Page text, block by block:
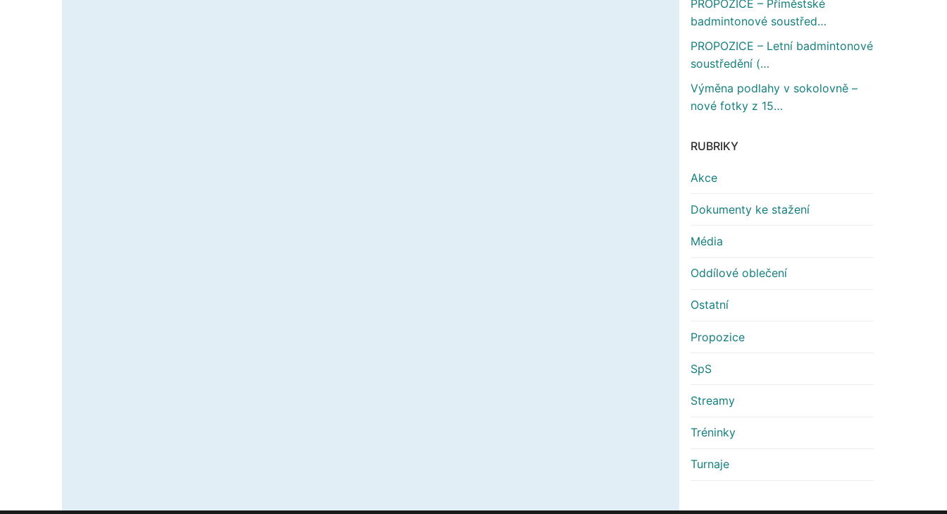
PROPOZICE – Příměstské
badmintonové soustřed…
PROPOZICE – Letní badmintonové
soustředění (…
Výměna podlahy v sokolovně –
nové fotky z 15…
RUBRIKY
Akce
Dokumenty ke stažení
Média
Oddílové oblečení
Ostatní
Propozice
SpS
Streamy
Tréninky
Turnaje